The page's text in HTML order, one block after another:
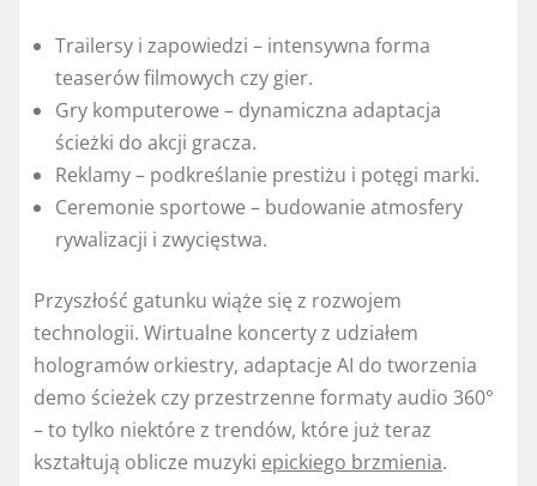
Trailersy i zapowiedzi – intensywna forma
teaserów filmowych czy gier.
Gry komputerowe – dynamiczna adaptacja
ścieżki do akcji gracza.
Reklamy – podkreślanie prestiżu i potęgi marki.
Ceremonie sportowe – budowanie atmosfery
rywalizacji i zwycięstwa.
Przyszłość gatunku wiąże się z rozwojem
technologii. Wirtualne koncerty z udziałem
hologramów orkiestry, adaptacje AI do tworzenia
demo ścieżek czy przestrzenne formaty audio 360°
– to tylko niektóre z trendów, które już teraz
kształtują oblicze muzyki epickiego brzmienia.